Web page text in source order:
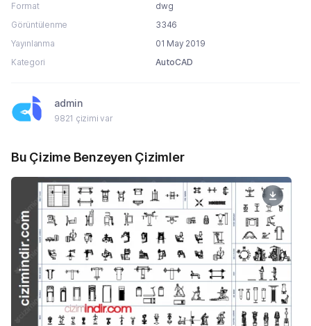
Format
dwg
Görüntülenme
3346
Yayınlanma
01 May 2019
Kategori
AutoCAD
admin
9821 çizimi var
Bu Çizime Benzeyen Çizimler